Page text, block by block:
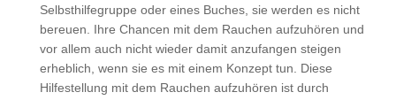
Selbsthilfegruppe oder eines Buches, sie werden es nicht
bereuen. Ihre Chancen mit dem Rauchen aufzuhören und
vor allem auch nicht wieder damit anzufangen steigen
erheblich, wenn sie es mit einem Konzept tun. Diese
Hilfestellung mit dem Rauchen aufzuhören ist durch